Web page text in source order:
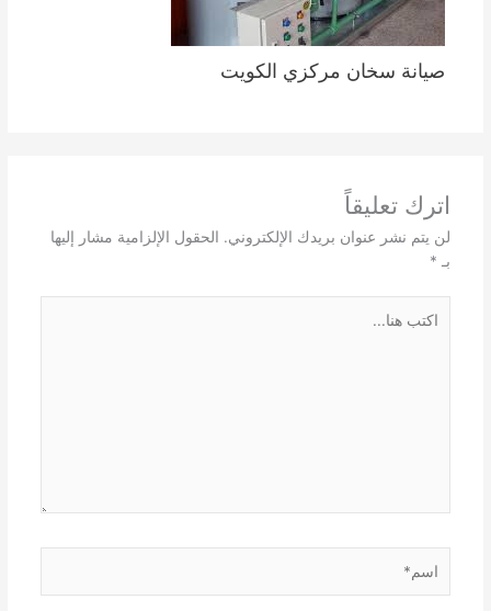
صيانة سخان مركزي الكويت
اترك تعليقاً
لن يتم نشر عنوان بريدك الإلكتروني. الحقول الإلزامية مشار إليها
بـ *
هنا...